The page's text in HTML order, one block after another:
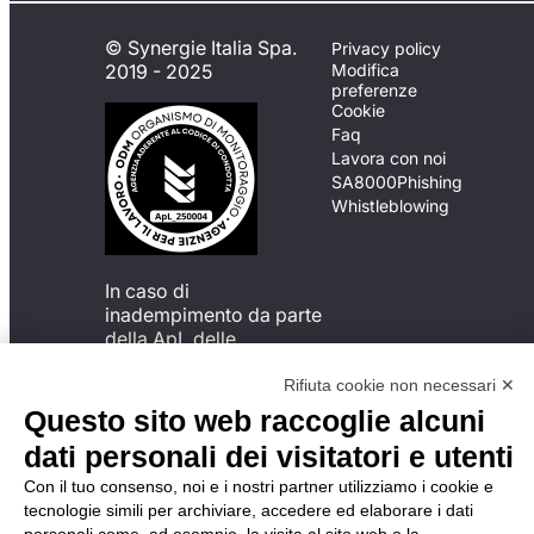
© Synergie Italia Spa.
2019 - 2025
In caso di
inadempimento da parte
della ApL delle
del Codice di Condotta, è
possibile presentare un
reclamo
all’Organismo di
Monitoraggio utilizzando
una delle modalità
descritte al seguente
Privacy policy
Modifica
preferenze
Cookie
Faq
Lavora con noi
SA8000Phishing
Whistleblowing
Rifiuta cookie non necessari ✕
Questo sito web raccoglie alcuni
dati personali dei visitatori e utenti
Con il tuo consenso, noi e i nostri partner utilizziamo i cookie e
tecnologie simili per archiviare, accedere ed elaborare i dati